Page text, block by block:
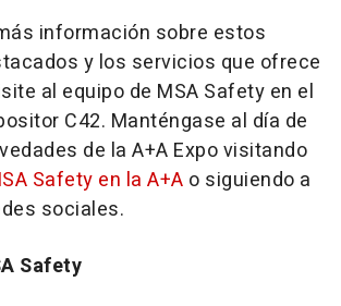
información sobre estos
y los servicios que ofrece
al equipo de MSA Safety en el
C42. Manténgase al día de
de la A+A Expo visitando
Safety en la A+A o siguiendo a
sociales.
Safety